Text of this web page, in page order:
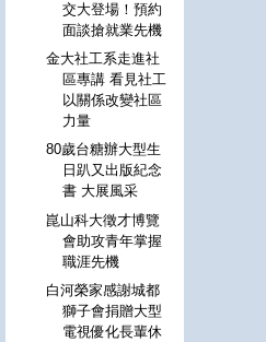
交大登場！預約
面談搶就業先機
金大社工系走進社
區專講 看見社工
以關係改變社區
力量
80歲台糖辦大型生
日趴又出版紀念
書 大展風采
崑山科大徵才博覽
會助攻青年掌握
職涯先機
白河榮家感謝城都
獅子會捐贈大型
電視優化長輩休